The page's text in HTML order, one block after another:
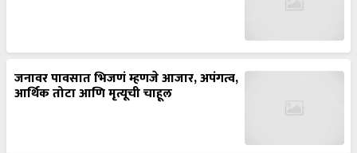
जनावर पावसात भिजणं म्हणजे आजार, अपंगत्व,
आर्थिक तोटा आणि मृत्यूची चाहूल